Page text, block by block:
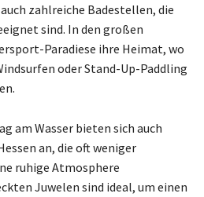
zahlreiche Badestellen, die
sind. In den großen
Paradiese ihre Heimat, wo
oder Stand-Up-Paddling
am Wasser bieten sich auch
an, die oft weniger
ruhige Atmosphere
Juwelen sind ideal, um einen